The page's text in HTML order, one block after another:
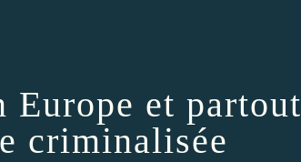
Europe et partout
criminalisée